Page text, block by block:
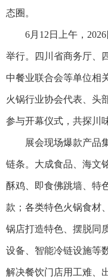
态圈。
6月12日上午，2026
举行。四川省商务厅、
中餐业联合会等单位相
火锅行业协会代表、头
参与开幕仪式，共探川
展会现场爆款产品集
链条。大成食品、海文
酥鸡、即食佛跳墙、特
款；各类特色火锅食材
锅店打造特色、摆脱同
设备、智能冷链设施等
解决餐饮门店用工难、